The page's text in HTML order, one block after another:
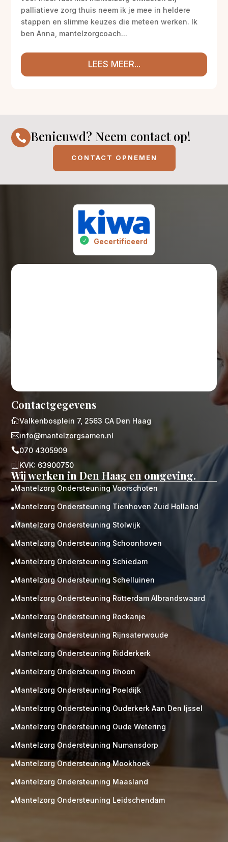
palliatieve zorg thuis neem ik je mee in heldere
stappen en slimme keuzes die meteen werken. Ik
ben Anna, mantelzorgcoach...
LEES MEER...
 Benieuwd? Neem contact op!
CONTACT OPNEMEN
Gecertificeerd
Gratis
M
Neem vrijblijvend contact op!
Contactgegevens
Valkenbosplein 7, 2563 CA Den Haag
info@mantelzorgsamen.nl
070 4305909
 KVK: 63900750
Wij werken in Den Haag en omgeving.
Mantelzorg Ondersteuning Voorschoten
Mantelzorg Ondersteuning Tienhoven Zuid Holland
Mantelzorg Ondersteuning Stolwijk
Mantelzorg Ondersteuning Schoonhoven
Mantelzorg Ondersteuning Schiedam
Mantelzorg Ondersteuning Schelluinen
Mantelzorg Ondersteuning Rotterdam Albrandswaard
Mantelzorg Ondersteuning Rockanje
Mantelzorg Ondersteuning Rijnsaterwoude
Mantelzorg Ondersteuning Ridderkerk
Mantelzorg Ondersteuning Rhoon
Mantelzorg Ondersteuning Poeldijk
Mantelzorg Ondersteuning Ouderkerk Aan Den Ijssel
Mantelzorg Ondersteuning Oude Wetering
Mantelzorg Ondersteuning Numansdorp
Mantelzorg Ondersteuning Mookhoek
Mantelzorg Ondersteuning Maasland
Mantelzorg Ondersteuning Leidschendam